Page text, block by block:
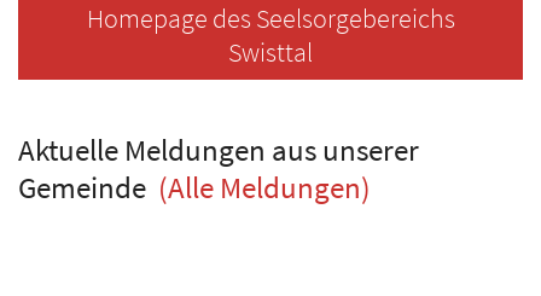
Homepage des Seelsorgebereichs
Swisttal
Aktuelle Meldungen aus unserer
Gemeinde (Alle Meldungen)